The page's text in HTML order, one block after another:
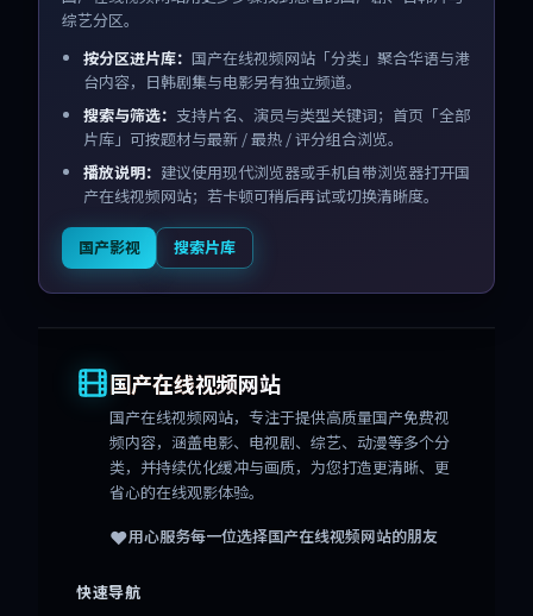
综艺分区。
按分区进片库： 国产在线视频网站「分类」聚合华语与港
台内容，日韩剧集与电影另有独立频道。
搜索与筛选： 支持片名、演员与类型关键词；首页「全部
片库」可按题材与最新 / 最热 / 评分组合浏览。
播放说明： 建议使用现代浏览器或手机自带浏览器打开国
产在线视频网站；若卡顿可稍后再试或切换清晰度。
国产影视 搜索片库
国产在线视频网站
国产在线视频网站，专注于提供高质量国产免费视
频内容，涵盖电影、电视剧、综艺、动漫等多个分
类，并持续优化缓冲与画质，为您打造更清晰、更
省心的在线观影体验。
❤️用心服务每一位选择国产在线视频网站的朋友
快速导航